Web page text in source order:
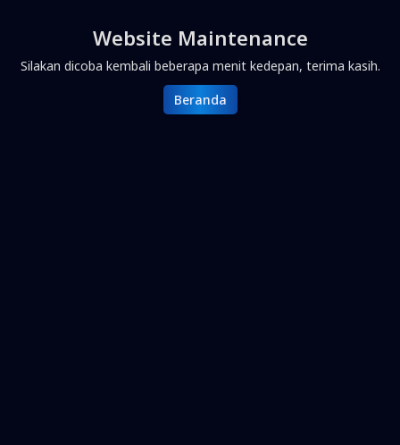
Website Maintenance
Silakan dicoba kembali beberapa menit kedepan, terima kasih.
Beranda